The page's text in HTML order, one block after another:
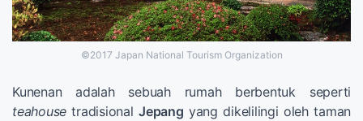
©2017 Japan National Tourism Organization
Kunenan adalah sebuah rumah berbentuk seperti
teahouse tradisional Jepang yang dikelilingi oleh taman